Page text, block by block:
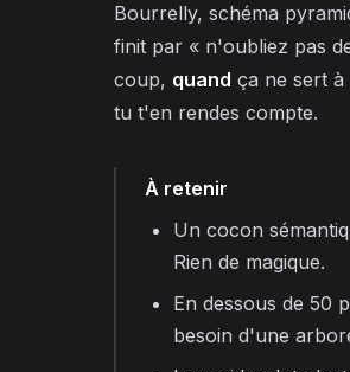
Bourrelly, schéma
finit par « n'oubliez pas
coup, quand ça ne sert à
tu t'en rendes compte.
À retenir
Un cocon
Rien de magique.
En dessous de 50
besoin d'une